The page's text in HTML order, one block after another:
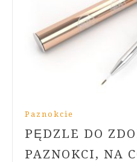
Paznokcie
PĘDZLE DO
PAZNOKCI, NA